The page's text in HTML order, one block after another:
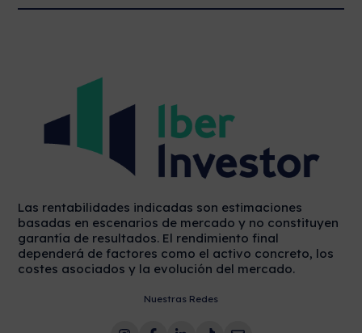
Las rentabilidades indicadas son estimaciones
basadas en escenarios de mercado y no constituyen
garantía de resultados. El rendimiento final
dependerá de factores como el activo concreto, los
costes asociados y la evolución del mercado.
Nuestras Redes